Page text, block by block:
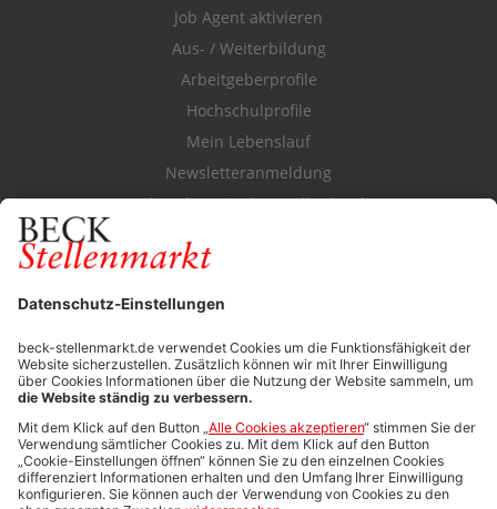
Job Agent aktivieren
Aus- / Weiterbildung
Arbeitgeberprofile
Hochschulprofile
Mein Lebenslauf
Newsletteranmeldung
Durchsuchen Sie den Stellenkatalog
FÜR ARBEITGEBER
Stellenmarktpreise
Anzeigen-AGB
Media-Daten
Newsletteranmeldung
Produktübersicht
ALLGEMEIN